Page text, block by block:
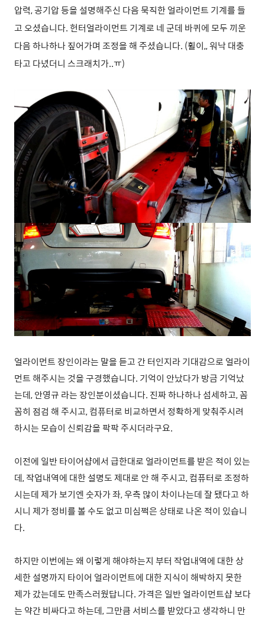
압력, 공기압 등을 설명해주신 다음 묵직한 얼라이먼트 기계를 들
고 오셨습니다. 헌터얼라이먼트 기계로 네 군데 바퀴에 모두 끼운
다음 하나하나 짚어가며 조정을 해 주셨습니다. (휠이,, 워낙 대충
타고 다녔더니 스크래치가..ㅠ)
얼라이먼트 장인이라는 말을 듣고 간 터인지라 기대감으로 얼라이
먼트 해주시는 것을 구경했습니다. 기억이 안났다가 방금 기억났
는데, 안영규 라는 장인분이셨습니다. 진짜 하나하나 섬세하고, 꼼
꼼히 점검 해 주시고, 컴퓨터로 비교하면서 정확하게 맞춰주시려
하시는 모습이 신뢰감을 팍팍 주시더라구요.
이전에 일반 타이어샵에서 급한대로 얼라이먼트를 받은 적이 있는
데, 작업내역에 대한 설명도 제대로 안 해 주시고, 컴퓨터로 조정하
시는데 제가 보기엔 숫자가 좌, 우측 많이 차이나는데 잘 됐다고 하
시니 제가 정비를 볼 수도 없고 미심쩍은 상태로 나온 적이 있습니
다.
하지만 이번에는 왜 이렇게 해야하는지 부터 작업내역에 대한 상
세한 설명까지 타이어 얼라이먼트에 대한 지식이 해박하지 못한
제가 갔는데도 만족스러웠답니다. 가격은 일반 얼라이먼트샵 보다
는 약간 비싸다고 하는데, 그만큼 서비스를 받았다고 생각하니 만